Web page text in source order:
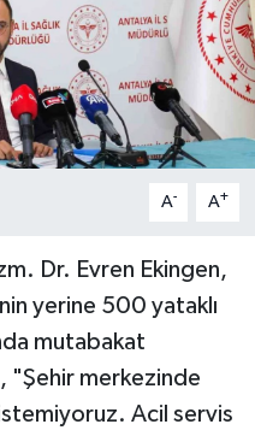
A- A+
Dr. Evren Ekingen,
yerine 500 yataklı
mutabakat
"Şehir merkezinde
Acil servis